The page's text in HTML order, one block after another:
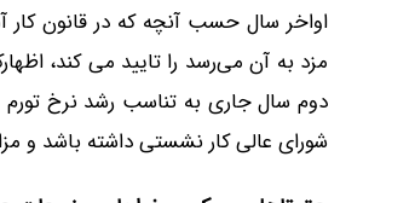
اواخر سال حسب آنچه که در قانون کار
مزد به آن می‌رسد را تایید می کند،
دوم سال جاری به تناسب رشد نرخ تورم
شورای عالی کار نشستی داشته باشد و